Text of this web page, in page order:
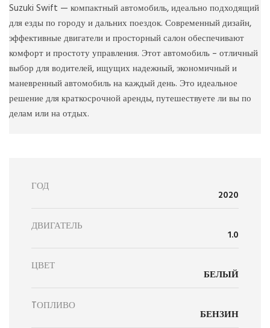
Suzuki Swift — компактный автомобиль, идеально подходящий
для езды по городу и дальних поездок. Современный дизайн,
эффективные двигатели и просторный салон обеспечивают
комфорт и простоту управления. Этот автомобиль – отличный
выбор для водителей, ищущих надежный, экономичный и
маневренный автомобиль на каждый день. Это идеальное
решение для краткосрочной аренды, путешествуете ли вы по
делам или на отдых.
ГОД
2020
ДВИГАТЕЛЬ
1.0
ЦВЕТ
БЕЛЫЙ
TОПЛИВО
БЕНЗИН